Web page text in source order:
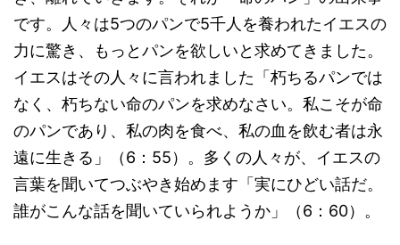
です。人々は5つのパンで5千人を養われたイエスの
力に驚き、もっとパンを欲しいと求めてきました。
イエスはその人々に言われました「朽ちるパンでは
なく、朽ちない命のパンを求めなさい。私こそが命
のパンであり、私の肉を食べ、私の血を飲む者は永
遠に生きる」（6：55）。多くの人々が、イエスの
言葉を聞いてつぶやき始めます「実にひどい話だ。
誰がこんな話を聞いていられようか」（6：60）。